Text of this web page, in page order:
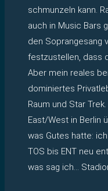
schmunzeln kann.
auch in Music Bars
den Soprangesang
festzustellen, dass
Aber mein reales
dominiertes
Raum und Star
East/West in Berlin
was Gutes hatte:
TOS bis ENT neu
was sag ich…